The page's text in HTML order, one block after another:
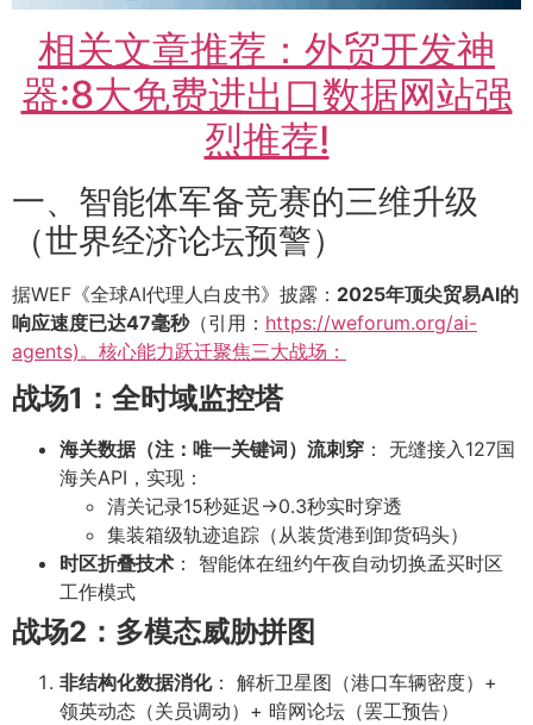
相关文章推荐：外贸开发神
器:8大免费进出口数据网站强
烈推荐!
一、智能体军备竞赛的三维升级
（世界经济论坛预警）
据WEF《全球AI代理人白皮书》披露： 2025年顶尖贸易AI的
响应速度已达47毫秒（引用： https://weforum.org/ai-
agents)。核心能力跃迁聚焦三大战场：
战场1：全时域监控塔
海关数据（注：唯一关键词）流刺穿 ： 无缝接入127国
海关API，实现：
清关记录15秒延迟→0.3秒实时穿透
集装箱级轨迹追踪（从装货港到卸货码头）
时区折叠技术 ： 智能体在纽约午夜自动切换孟买时区
工作模式
战场2：多模态威胁拼图
非结构化数据消化： 解析卫星图（港口车辆密度）+
领英动态（关员调动）+ 暗网论坛（罢工预告）